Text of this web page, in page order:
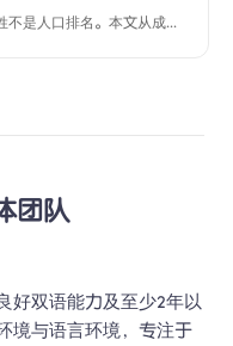
百家姓不是人口排名。本文从成书用途、编排方式与传播逻辑解释“赵钱孙李”为何在开头，并给出30个最常用姓氏
团队
好双语能力及至少2年以
境与语言环境，专注于